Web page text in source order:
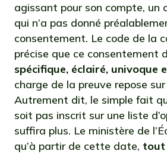
agissant pour son compte, un
qui n’a pas donné
consentement. Le code de la
précise que ce consentement
spécifique, éclairé, univoque
charge de la preuve repose
Autrement dit, le simple fait
soit pas inscrit sur une liste
suffira plus. Le ministère de
qu’à partir de cette date, tout